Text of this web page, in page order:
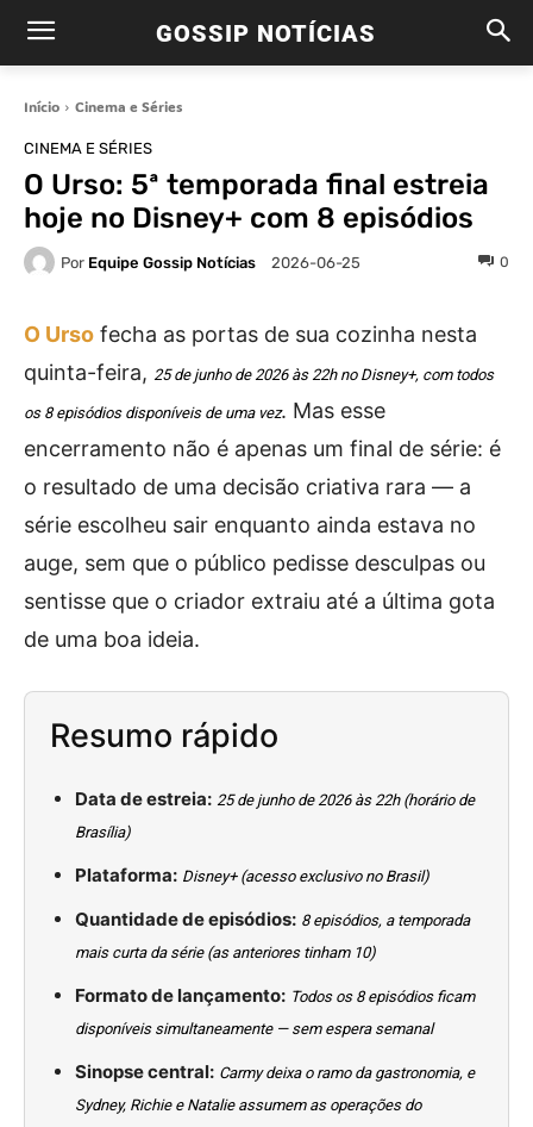
GOSSIP NOTÍCIAS
Início Cinema e Séries
CINEMA E SÉRIES
O Urso: 5ª temporada final estreia
hoje no Disney+ com 8 episódios
Por Equipe Gossip Notícias 2026-06-25 0
O Urso fecha as portas de sua cozinha nesta
quinta-feira, 25 de junho de 2026 às 22h no Disney+, com todos
os 8 episódios disponíveis de uma vez. Mas esse
encerramento não é apenas um final de série: é
o resultado de uma decisão criativa rara — a
série escolheu sair enquanto ainda estava no
auge, sem que o público pedisse desculpas ou
sentisse que o criador extraiu até a última gota
de uma boa ideia.
Resumo rápido
Data de estreia: 25 de junho de 2026 às 22h (horário de
Brasília)
Plataforma: Disney+ (acesso exclusivo no Brasil)
Quantidade de episódios: 8 episódios, a temporada
mais curta da série (as anteriores tinham 10)
Formato de lançamento: Todos os 8 episódios ficam
disponíveis simultaneamente — sem espera semanal
Sinopse central: Carmy deixa o ramo da gastronomia, e
Sydney, Richie e Natalie assumem as operações do